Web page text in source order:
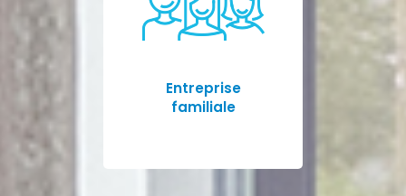
Entreprise
familiale